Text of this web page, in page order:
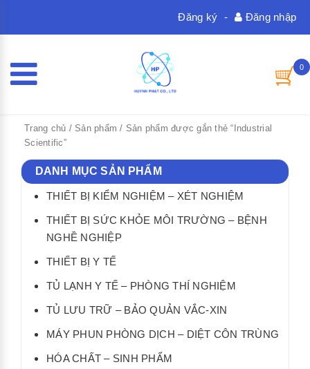
Đăng nhập
-
Đăng ký
0
Trang chủ / Sản phẩm / Sản phẩm được gắn thẻ “Industrial
Scientific”
DANH MỤC SẢN PHẨM
THIẾT BỊ KIỂM NGHIỆM – XÉT NGHIỆM
THIẾT BỊ SỨC KHỎE MÔI TRƯỜNG – BỆNH
NGHỀ NGHIỆP
THIẾT BỊ Y TẾ
TỦ LẠNH Y TẾ – PHÒNG THÍ NGHIỆM
TỦ LƯU TRỮ – BẢO QUẢN VẮC-XIN
MÁY PHUN PHÒNG DỊCH – DIỆT CÔN TRÙNG
HÓA CHẤT – SINH PHẨM